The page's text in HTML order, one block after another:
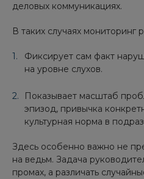
деловых коммуникациях.
В таких случаях мониторинг
Фиксирует сам факт
на уровне слухов.
Показывает масштаб
эпизод, привычка
культурная норма в
Здесь особенно важно не
на ведьм. Задача
промах, а различать